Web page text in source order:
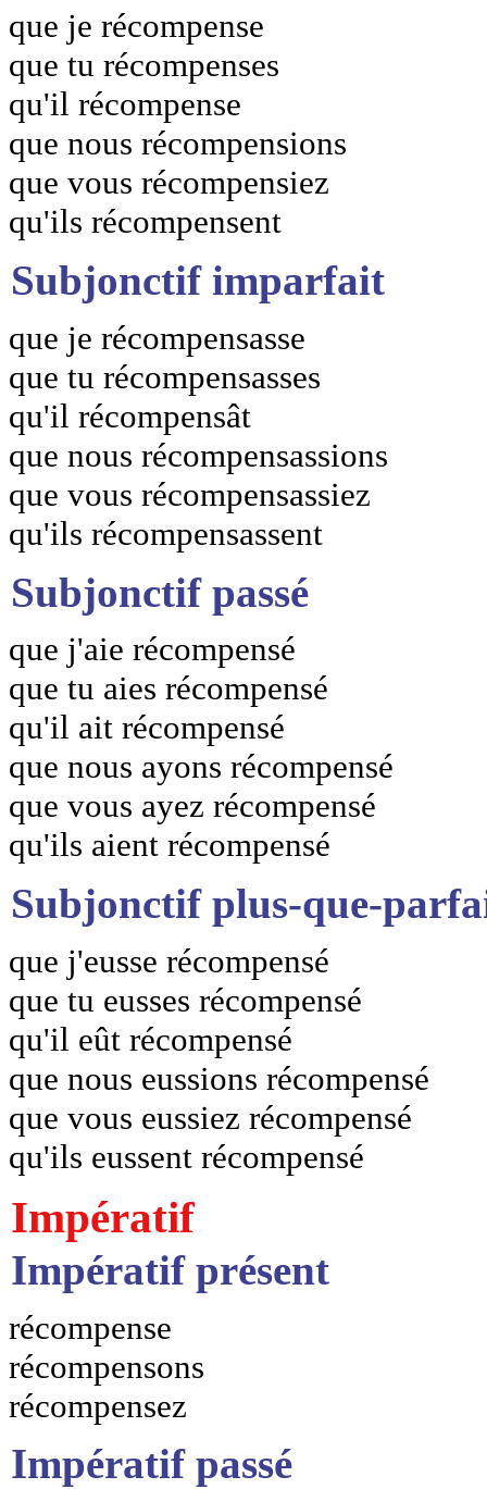
que je récompense
que tu récompenses
qu'il récompense
que nous récompensions
que vous récompensiez
qu'ils récompensent
Subjonctif imparfait
que je récompensasse
que tu récompensasses
qu'il récompensât
que nous récompensassions
que vous récompensassiez
qu'ils récompensassent
Subjonctif passé
que j'aie récompensé
que tu aies récompensé
qu'il ait récompensé
que nous ayons récompensé
que vous ayez récompensé
qu'ils aient récompensé
Subjonctif plus-que-
que j'eusse récompensé
que tu eusses récompensé
qu'il eût récompensé
que nous eussions récompensé
que vous eussiez récompensé
qu'ils eussent récompensé
Impératif
Impératif présent
récompense
récompensons
récompensez
Impératif passé